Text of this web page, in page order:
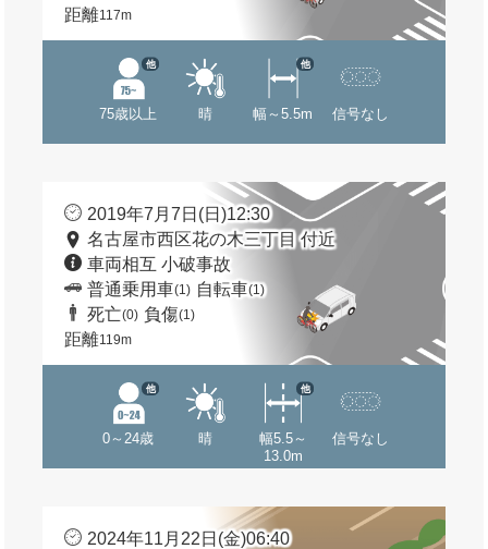
距離117m
75歳以上
他
晴 幅～5.5m
他
信号なし
2019年7月7日(日)12:30
名古屋市西区花の木三丁目 付近
車両相互 小破事故
普通乗用車(1) 自転車(1)
死亡(0) 負傷(1)
距離119m
0～24歳
他
晴
幅5.5～
13.0m
他
信号なし
2024年11月22日(金)06:40